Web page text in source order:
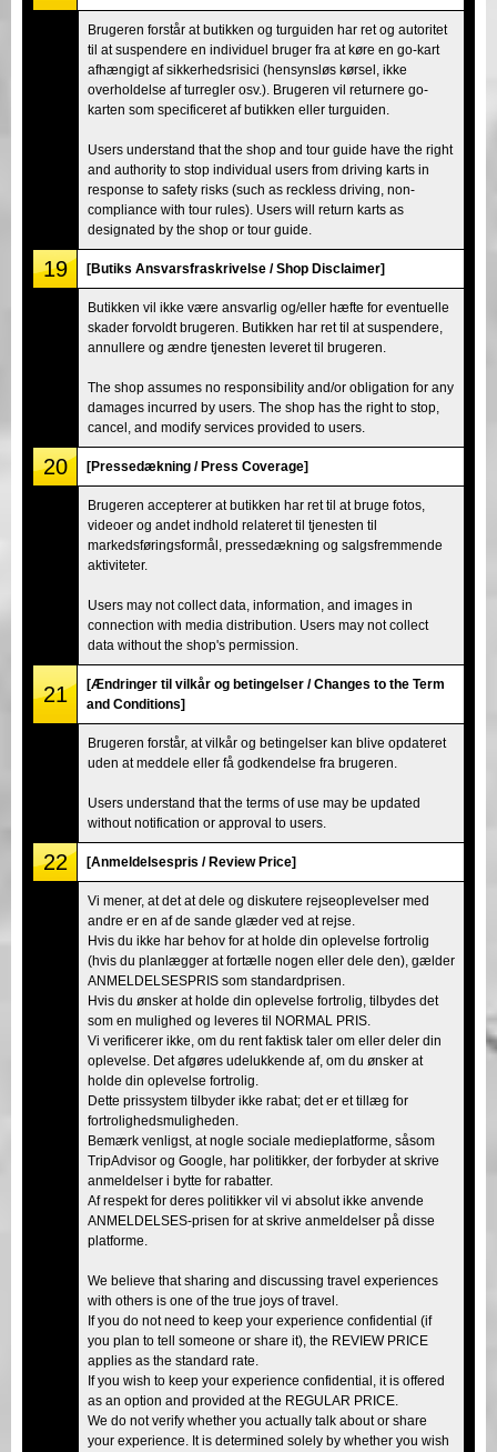
Brugeren forstår at butikken og turguiden har ret og autoritet
til at suspendere en individuel bruger fra at køre en go-kart
afhængigt af sikkerhedsrisici (hensynsløs kørsel, ikke
overholdelse af turregler osv.). Brugeren vil returnere go-
karten som specificeret af butikken eller turguiden.
Users understand that the shop and tour guide have the right
and authority to stop individual users from driving karts in
response to safety risks (such as reckless driving, non-
compliance with tour rules). Users will return karts as
designated by the shop or tour guide.
19 [Butiks Ansvarsfraskrivelse / Shop Disclaimer]
Butikken vil ikke være ansvarlig og/eller hæfte for eventuelle
skader forvoldt brugeren. Butikken har ret til at suspendere,
annullere og ændre tjenesten leveret til brugeren.
The shop assumes no responsibility and/or obligation for any
damages incurred by users. The shop has the right to stop,
cancel, and modify services provided to users.
20 [Pressedækning / Press Coverage]
Brugeren accepterer at butikken har ret til at bruge fotos,
videoer og andet indhold relateret til tjenesten til
markedsføringsformål, pressedækning og salgsfremmende
aktiviteter.
Users may not collect data, information, and images in
connection with media distribution. Users may not collect
data without the shop's permission.
21
[Ændringer til vilkår og betingelser / Changes to the Term
and Conditions]
Brugeren forstår, at vilkår og betingelser kan blive opdateret
uden at meddele eller få godkendelse fra brugeren.
Users understand that the terms of use may be updated
without notification or approval to users.
22 [Anmeldelsespris / Review Price]
Vi mener, at det at dele og diskutere rejseoplevelser med
andre er en af de sande glæder ved at rejse.
Hvis du ikke har behov for at holde din oplevelse fortrolig
(hvis du planlægger at fortælle nogen eller dele den), gælder
ANMELDELSESPRIS som standardprisen.
Hvis du ønsker at holde din oplevelse fortrolig, tilbydes det
som en mulighed og leveres til NORMAL PRIS.
Vi verificerer ikke, om du rent faktisk taler om eller deler din
oplevelse. Det afgøres udelukkende af, om du ønsker at
holde din oplevelse fortrolig.
Dette prissystem tilbyder ikke rabat; det er et tillæg for
fortrolighedsmuligheden.
Bemærk venligst, at nogle sociale medieplatforme, såsom
TripAdvisor og Google, har politikker, der forbyder at skrive
anmeldelser i bytte for rabatter.
Af respekt for deres politikker vil vi absolut ikke anvende
ANMELDELSES-prisen for at skrive anmeldelser på disse
platforme.
We believe that sharing and discussing travel experiences
with others is one of the true joys of travel.
If you do not need to keep your experience confidential (if
you plan to tell someone or share it), the REVIEW PRICE
applies as the standard rate.
If you wish to keep your experience confidential, it is offered
as an option and provided at the REGULAR PRICE.
We do not verify whether you actually talk about or share
your experience. It is determined solely by whether you wish